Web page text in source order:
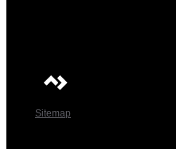
Sitemap